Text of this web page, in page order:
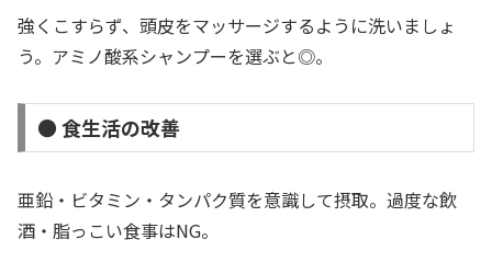
強くこすらず、頭皮をマッサージするように洗いましょ
う。アミノ酸系シャンプーを選ぶと◎。
● 食生活の改善
亜鉛・ビタミン・タンパク質を意識して摂取。過度な飲
酒・脂っこい食事はNG。